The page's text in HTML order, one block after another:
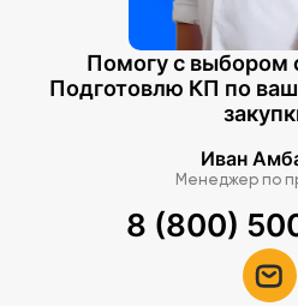
Помогу с выбором
Подготовлю КП по
Иван
Менеджер по
8 (800)